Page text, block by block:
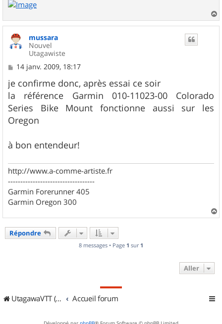
a
mussara
Nouvel
Utagawiste
M
s
s
a
g
e
14 janv. 2009, 18:17
je confirme donc, après essai ce soir
la référence Garmin 010-11023-00 Colorado
Series Bike Mount fonctionne aussi sur les
Oregon
à bon entendeur!
http://www.a-comme-artiste.fr
-----------------------------------
Garmin Forerunner 405
Garmin Oregon 300
a
Répondre
8 messages • Page 1 sur 1
Aller
UtagawaVTT (Randos VTT et VTTAE avec traces GPS) Accueil forum